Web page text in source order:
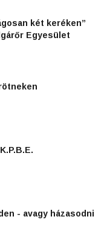
két keréken”
Egyesület
- avagy házasodni